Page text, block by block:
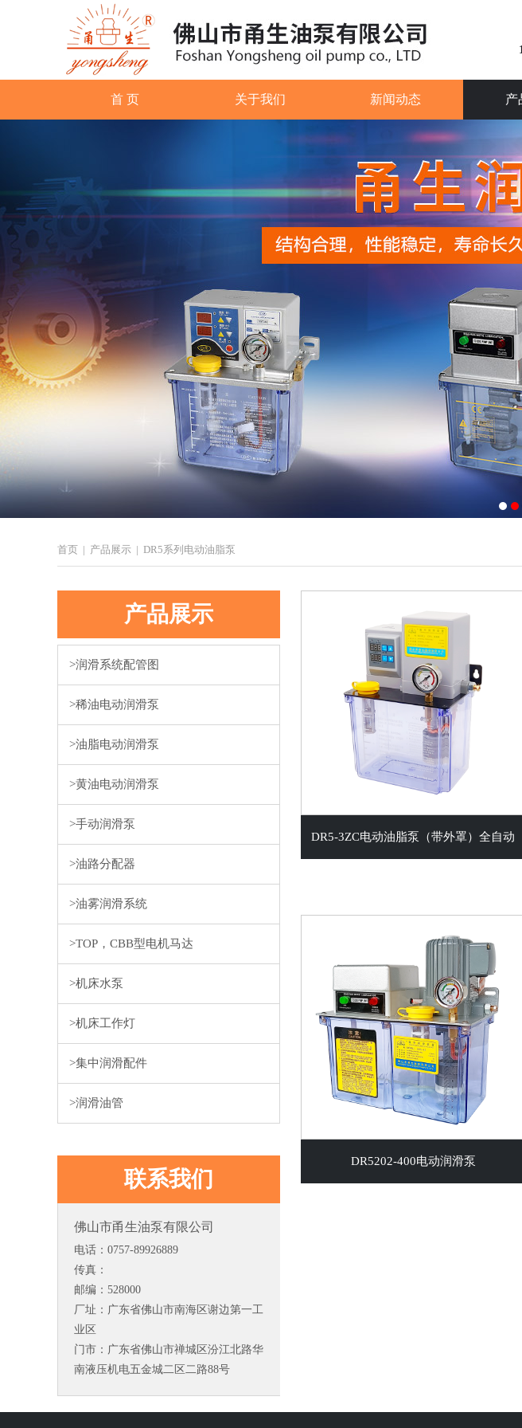
首 页 关于我们 新闻动态 产
首页 | 产品展示 | DR5系列电动油脂泵
产品展示
>润滑系统配管图
>稀油电动润滑泵
>油脂电动润滑泵
>黄油电动润滑泵
>手动润滑泵
>油路分配器
>油雾润滑系统
>TOP，CBB型电机马达
>机床水泵
>机床工作灯
>集中润滑配件
>润滑油管
联系我们
佛山市甬生油泵有限公司
电话：0757-89926889
传真：
邮编：528000
厂址：广东省佛山市南海区谢边第一工
业区
门市：广东省佛山市禅城区汾江北路华
南液压机电五金城二区二路88号
DR5-3ZC电动油脂泵（带外罩）全自动
DR5202-400电动润滑泵